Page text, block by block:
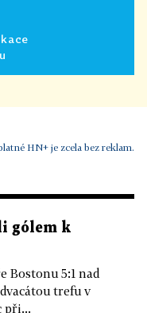
HN+ je zcela bez reklam.
gólem k
Bostonu 5:1 nad
trefu v
při...